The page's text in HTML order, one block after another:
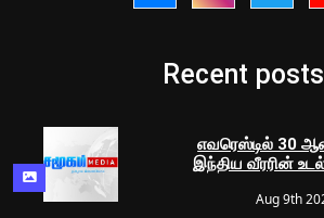
Recent posts
எவரெஸ்டில் 30
இந்திய வீரரின்
Aug 9th